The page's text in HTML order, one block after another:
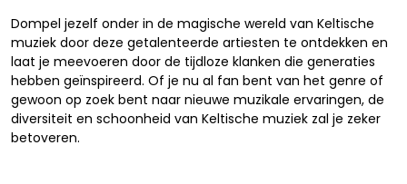
Dompel jezelf onder in de magische wereld van Keltische
muziek door deze getalenteerde artiesten te ontdekken en
laat je meevoeren door de tijdloze klanken die generaties
hebben geïnspireerd. Of je nu al fan bent van het genre of
gewoon op zoek bent naar nieuwe muzikale ervaringen, de
diversiteit en schoonheid van Keltische muziek zal je zeker
betoveren.